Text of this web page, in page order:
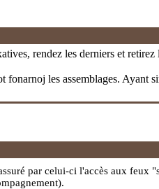
rendez les derniers et retirez
les assemblages. Ayant
par celui-ci l'accès aux feux